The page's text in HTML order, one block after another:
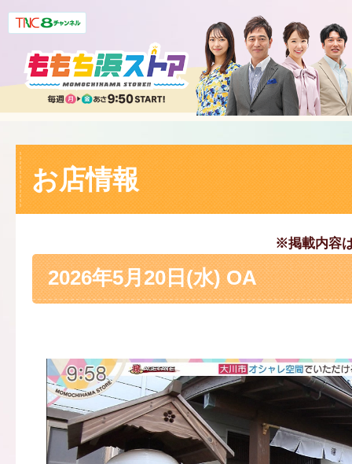
お店情報
※掲載内容
2026年5月20日(水) OA